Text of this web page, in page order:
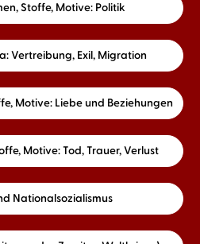
Stoffe, Motive: Politik
Vertreibung, Exil, Migration
Motive: Liebe und Beziehungen
Motive: Tod, Trauer, Verlust
Nationalsozialismus